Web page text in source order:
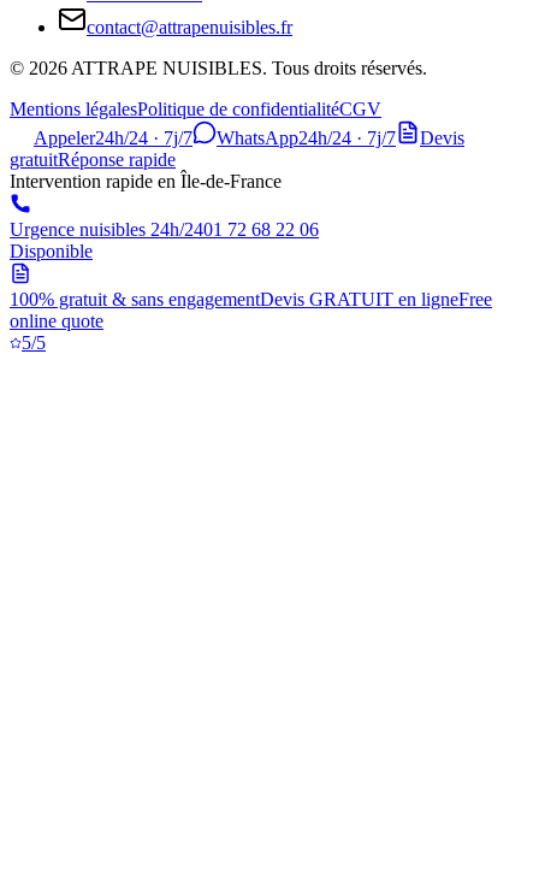
contact@attrapenuisibles.fr
© 2026ATTRAPE NUISIBLES. Tous droits réservés.
Mentions légalesPolitique de confidentialitéCGV
Appeler24h/24 · 7j/7 WhatsApp24h/24 · 7j/7
Devis
gratuitRéponse rapide
Intervention rapide en Île-de-France
Urgence nuisibles 24h/2401 72 68 22 06
Disponible
100% gratuit & sans engagementDevis GRATUIT en ligneFree
online quote
5/5